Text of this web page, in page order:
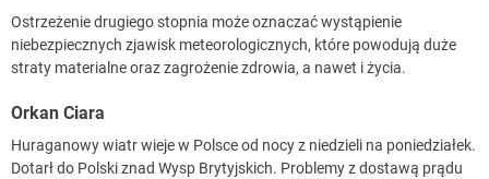
Ostrzeżenie drugiego stopnia może oznaczać wystąpienie
niebezpiecznych zjawisk meteorologicznych, które powodują duże
straty materialne oraz zagrożenie zdrowia, a nawet i życia.
Orkan Ciara
Huraganowy wiatr wieje w Polsce od nocy z niedzieli na poniedziałek.
Dotarł do Polski znad Wysp Brytyjskich. Problemy z dostawą prądu